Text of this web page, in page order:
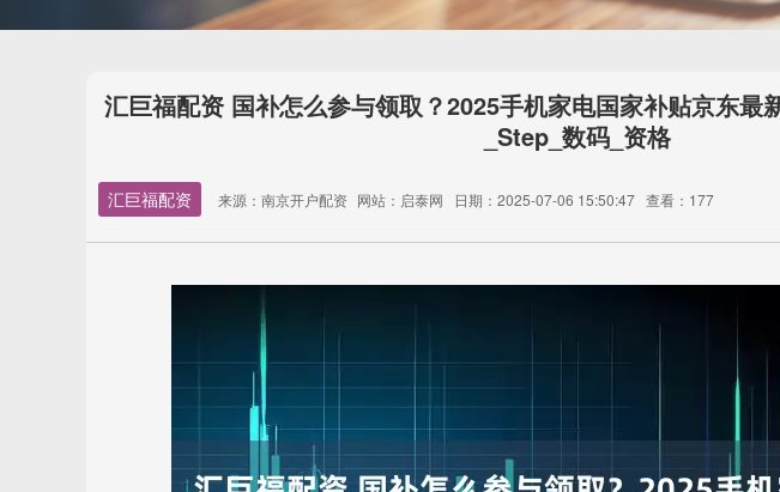
汇巨福配资 国补怎么参与领取？2025手机家电国家补贴京东最
_Step_数码_资格
汇巨福配资 来源：南京开户配资 网站：启泰网 日期：2025-07-06 15:50:47 查看：177